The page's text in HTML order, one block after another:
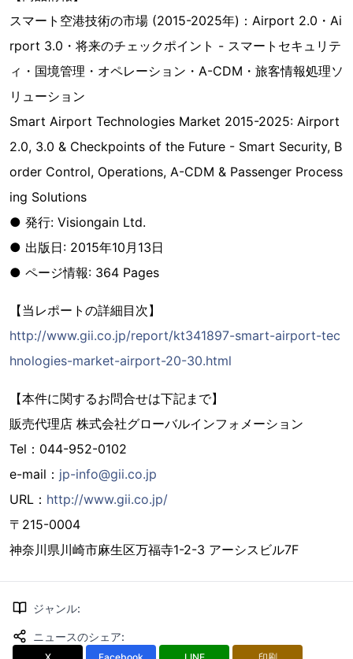
スマート空港技術の市場 (2015-2025年)：Airport 2.0・Ai
rport 3.0・将来のチェックポイント - スマートセキュリテ
ィ・国境管理・オペレーション・A-CDM・旅客情報処理ソ
リューション
Smart Airport Technologies Market 2015-2025: Airport
2.0, 3.0 & Checkpoints of the Future - Smart Security, B
order Control, Operations, A-CDM & Passenger Process
ing Solutions
● 発行: Visiongain Ltd.
● 出版日: 2015年10月13日
● ページ情報: 364 Pages
【当レポートの詳細目次】
http://www.gii.co.jp/report/kt341897-smart-airport-tec
hnologies-market-airport-20-30.html
【本件に関するお問合せは下記まで】
販売代理店 株式会社グローバルインフォメーション
Tel：044-952-0102
e-mail： jp-info@gii.co.jp
URL： http://www.gii.co.jp/
〒215-0004
神奈川県川崎市麻生区万福寺1-2-3 アーシスビル7F
ジャンル:
ニュースのシェア: